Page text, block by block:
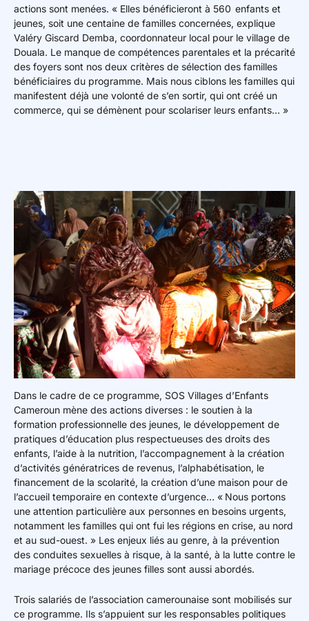
actions sont menées. « Elles bénéficieront à 560 enfants et
jeunes, soit une centaine de familles concernées, explique
Valéry Giscard Demba, coordonnateur local pour le village de
Douala. Le manque de compétences parentales et la précarité
des foyers sont nos deux critères de sélection des familles
bénéficiaires du programme. Mais nous ciblons les familles qui
manifestent déjà une volonté de s’en sortir, qui ont créé un
commerce, qui se démènent pour scolariser leurs enfants… »
Dans le cadre de ce programme, SOS Villages d’Enfants
Cameroun mène des actions diverses : le soutien à la
formation professionnelle des jeunes, le développement de
pratiques d’éducation plus respectueuses des droits des
enfants, l’aide à la nutrition, l’accompagnement à la création
d’activités génératrices de revenus, l’alphabétisation, le
financement de la scolarité, la création d’une maison pour de
l’accueil temporaire en contexte d’urgence… « Nous portons
une attention particulière aux personnes en besoins urgents,
notamment les familles qui ont fui les régions en crise, au nord
et au sud-ouest. » Les enjeux liés au genre, à la prévention
des conduites sexuelles à risque, à la santé, à la lutte contre le
mariage précoce des jeunes filles sont aussi abordés.
Trois salariés de l’association camerounaise sont mobilisés sur
ce programme. Ils s’appuient sur les responsables politiques